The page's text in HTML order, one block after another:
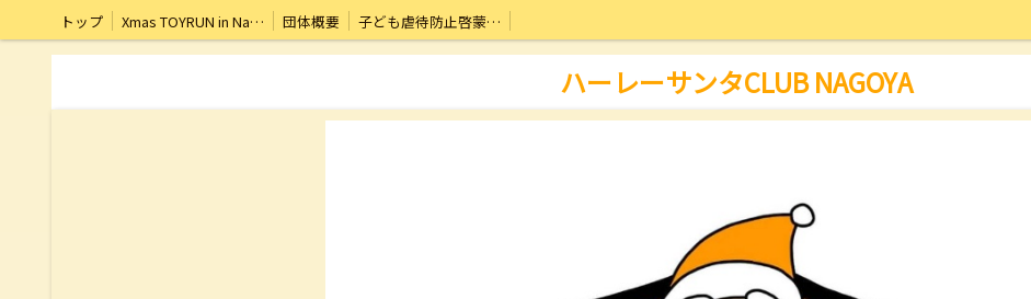
トップ Xmas TOYRUN in Nagoya 団体概要 子ども虐待防止啓蒙啓発活動について
ハーレーサンタCLUB NAGOYA